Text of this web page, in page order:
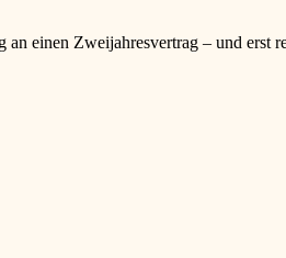
einen Zweijahresvertrag – und erst